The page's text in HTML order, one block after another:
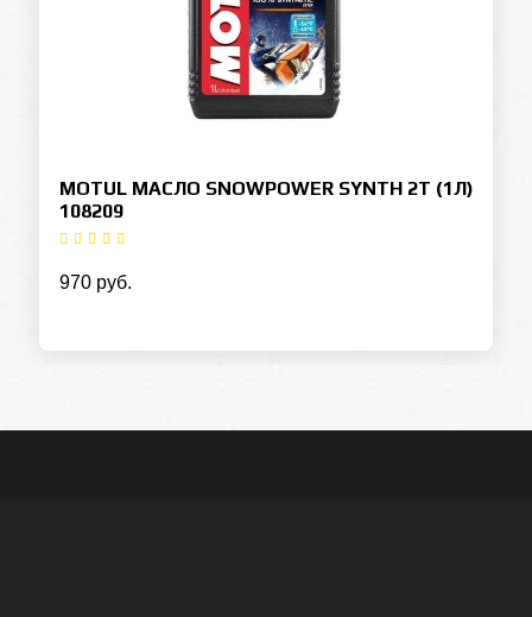
MOTUL МАСЛО SNOWPOWER SYNTH 2T (1Л)
108209
970 руб.